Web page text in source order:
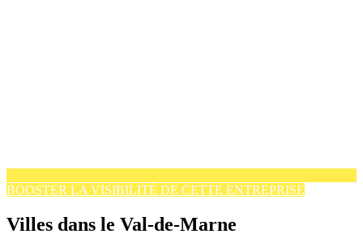
BOOSTER LA VISIBILITÉ DE CETTE ENTREPRISE
Villes dans le Val-de-Marne